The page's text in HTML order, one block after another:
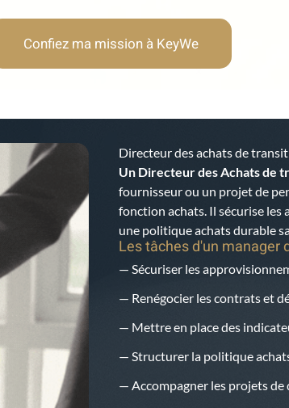
Confiez ma mission à KeyWe
Directeur des achats de
Un Directeur des Achats de
fournisseur ou un projet de
fonction achats. Il sécurise
une politique achats durable
Les tâches d'un manager
— Sécuriser les
— Renégocier les contrats et
— Mettre en place des
— Structurer la politique
— Accompagner les projets